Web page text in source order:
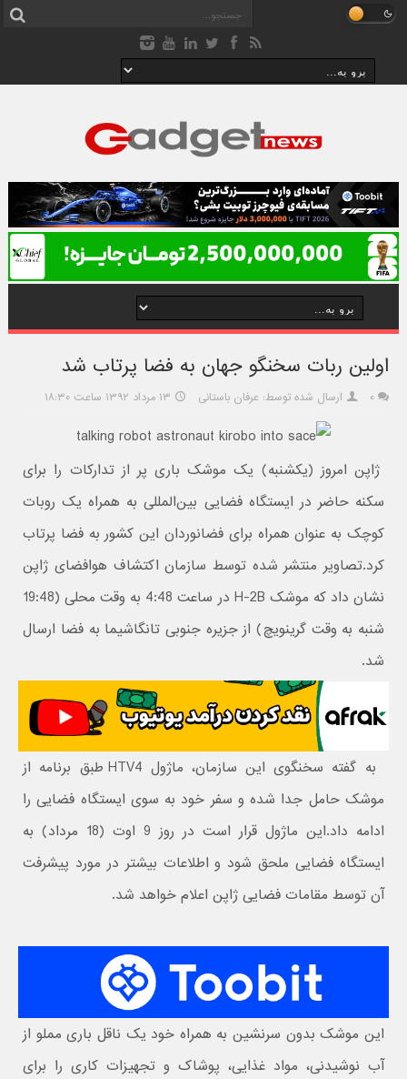
اولين ربات سخنگو جهان به فضا پرتاب شد
۰ ارسال شده توسط: عرفان باستانی ۱۳ مرداد ۱۳۹۲ ساعت ۱۸:۳۰
ژاپن امروز (یکشنبه) یک موشک باری پر از تدارکات را برای
سکنه حاضر در ایستگاه فضایی بین‌المللی به همراه یک روبات
کوچک به عنوان همراه برای فضانوردان این کشور به فضا پرتاب
کرد.تصاویر منتشر شده توسط سازمان اکتشاف هوافضای ژاپن
نشان داد که موشک H-2B در ساعت 4:48 به وقت محلی (19:48
شنبه به وقت گرینویچ) از جزیره جنوبی تانگاشیما به فضا ارسال
شد.
به گفته سخنگوی این سازمان، ماژول HTV4 طبق برنامه از
موشک حامل جدا شده و سفر خود به سوی ایستگاه فضایی را
ادامه داد.این ماژول قرار است در روز 9 اوت (18 مرداد) به
ایستگاه فضایی ملحق شود و اطلاعات بیشتر در مورد پیشرفت
آن توسط مقامات فضایی ژاپن اعلام خواهد شد.
این موشک بدون سرنشین به همراه خود یک ناقل باری مملو از
آب نوشیدنی، مواد غذایی، پوشاک و تجهیزات کاری را برای